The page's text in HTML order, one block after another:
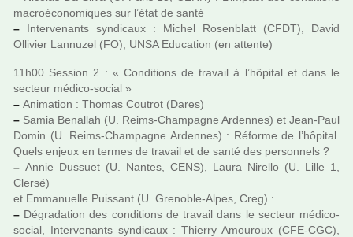
macroé­co­no­mi­ques sur l’état de santé
– Intervenants syn­di­caux : Michel Rosenblatt (CFDT), David
Ollivier Lannuzel (FO), UNSA Education (en attente)
11h00 Session 2 : « Conditions de tra­vail à l’hôpi­tal et dans le
sec­teur médico-social »
– Animation : Thomas Coutrot (Dares)
– Samia Benallah (U. Reims-Champagne Ardennes) et Jean-Paul
Domin (U. Reims-Champagne Ardennes) : Réforme de l’hôpi­tal.
Quels enjeux en termes de tra­vail et de santé des per­son­nels ?
– Annie Dussuet (U. Nantes, CENS), Laura Nirello (U. Lille 1,
Clersé)
et Emmanuelle Puissant (U. Grenoble-Alpes, Creg) :
– Dégradation des condi­tions de tra­vail dans le sec­teur médico-
social, Intervenants syn­di­caux : Thierry Amouroux (CFE-CGC),